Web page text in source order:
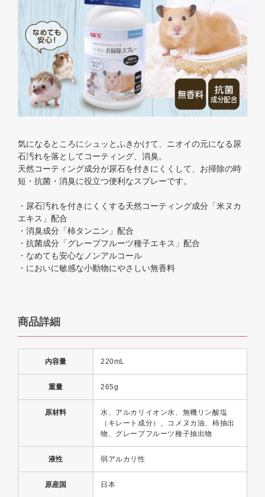
気になるところにシュッとふきかけて、ニオイの元になる尿
石汚れを落としてコーティング、消臭。
天然コーティング成分が尿石を付きにくくして、お掃除の時
短・抗菌・消臭に役立つ便利なスプレーです。
・尿石汚れを付きにくくする天然コーティング成分「米ヌカ
エキス」配合
・消臭成分「柿タンニン」配合
・抗菌成分「グレープフルーツ種子エキス」配合
・なめても安心なノンアルコール
・においに敏感な小動物にやさしい無香料
商品詳細
内容量 220mL
重量 265g
原材料
水、アルカリイオン水、無機リン酸塩
（キレート成分）、コメヌカ油、柿抽出
物、グレープフルーツ種子抽出物
液性 弱アルカリ性
原産国 日本